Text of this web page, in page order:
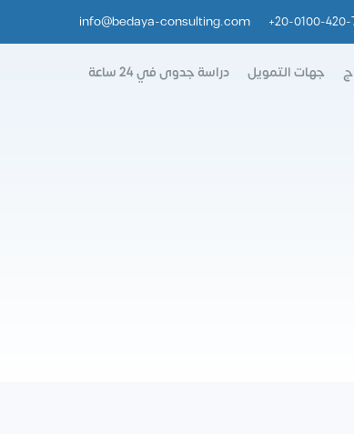
20-0100-
+
info@bedaya-consulting.com
جهات التمويل دراسة جدوى في 24 ساعة